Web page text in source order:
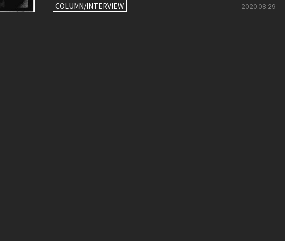
COLUMN/INTERVIEW 2020.08.29